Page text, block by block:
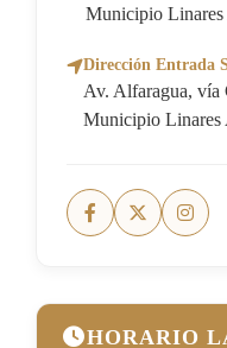
Municipio Linares
Dirección Entrada
Av. Alfaragua, vía
Municipio Linares
HORARIO